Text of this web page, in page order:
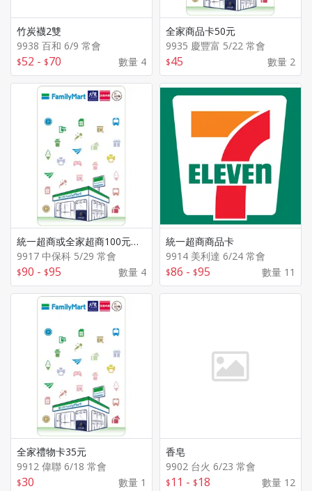
竹炭襪2雙
9938 百和 6/9 常會
52 - 70 數量 4
全家商品卡50元
9935 慶豐富 5/22 常會
45 數量 2
統一超商或全家超商100元商品卡(擇一)
9917 中保科 5/29 常會
90 - 95 數量 4
統一超商商品卡
9914 美利達 6/24 常會
86 - 95 數量 11
全家禮物卡35元
9912 偉聯 6/18 常會
30 數量 1
香皂
9902 台火 6/23 常會
11 - 18 數量 12